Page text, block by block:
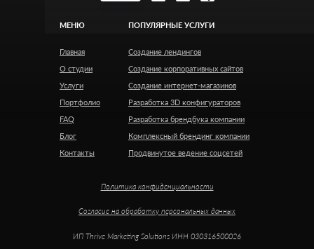
Разработка 3D конфигураторов
Разработка брендбука компании
Комплексный брендинг компании
Продвинутое ведение соцсетей
ПОПУЛЯРНЫЕ УСЛУГИ
Создание корпоративных сайтов
Создание интернет-магазинов
Создание лендингов
О студии
МЕНЮ
Контакты
Блог
Портфолио
FAQ
Услуги
Главная
ИП Thrive Marketing Solutions ИНН 030316500026
Политика конфиденциальности
Согласие на обработку персональных данных